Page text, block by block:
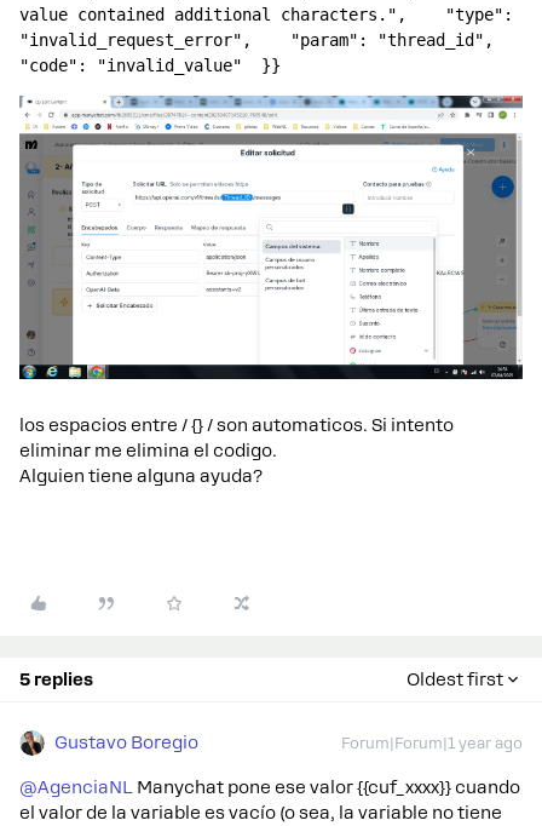
value contained additional characters.",    "type":
"invalid_request_error",    "param": "thread_id",
"code": "invalid_value"  }}
los espacios entre / {} / son automaticos. Si intento
eliminar me elimina el codigo.
Alguien tiene alguna ayuda?
5 replies Oldest first
Gustavo Boregio Forum|Forum|1 year ago
@AgenciaNL
Manychat pone ese valor {{cuf_xxxx}} cuando
el valor de la variable es vacío (o sea, la variable no tiene